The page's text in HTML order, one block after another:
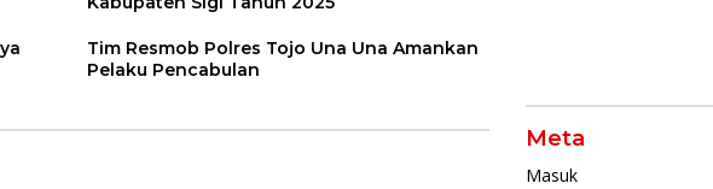
Tim Resmob Polres Tojo Una Una Amankan
Pelaku Pencabulan
Meta
Masuk